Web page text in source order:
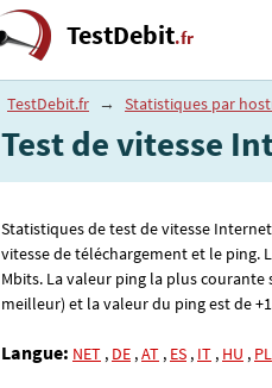
TestDebit.fr
TestDebit.fr → Statistiques par
Test de vitesse
Statistiques de test de vitesse
vitesse de téléchargement et le ping.
Mbits. La valeur ping la plus
meilleur) et la valeur du ping est de
Langue: NET , DE ,AT , ES , IT , HU , PL